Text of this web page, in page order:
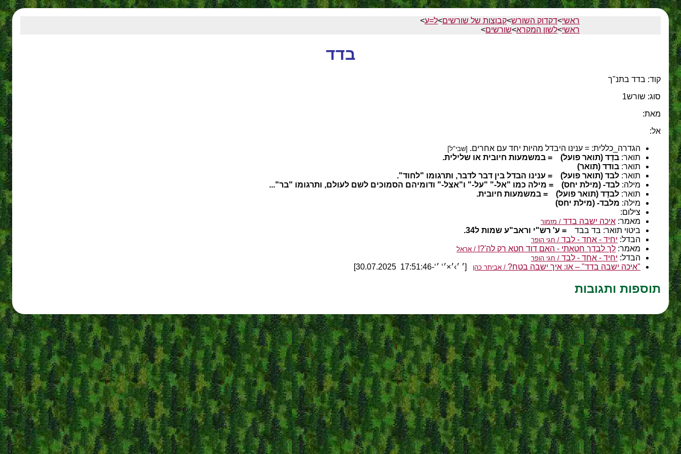
ראשי>דקדוק השורש>קבוצות של שורשים>ל=ע>
ראשי>לשון המקרא>שורשים>
בדד
קוד: בדד בתנ"ך
סוג: שורש1
מאת:
אל:
הגדרה_כללית: = ענינו היבדל מהיות יחד עם אחרים. [שבי"ל]
תואר: בדָד (תואר פועל)
= במשמעות חיובית או שלילית.
תואר: בודד (תואר)
תואר: לבד (תואר פועל)
= ענינו הבדל בין דבר לדבר, ותרגומו "לחוד".
מילה: לבד- (מילת יחס)
= מילה כמו "אל-" "על-" ו"אצל-" ודומיהם הסמוכים לשם לעולם, ותרגומו "בר"...
תואר: לבדָד (תואר פועל)
= במשמעות חיובית.
מילה: מלבד- (מילת יחס)
צילום:
מאמר: איכה ישבה בדד / מזמור
ביטוי תואר: בד בבד
= ע' רש"י וראב"ע שמות ל34.
הבדל: יחיד - אחד - לבד / חגי הופר
מאמר: לך לבדך חטאתי - האם דוד חטא רק לה'?! / אראל
הבדל: יחיד - אחד - לבד / חגי הופר
"איכה ישבה בדד" – או: איך ישבה בטח? / אביתר כהן [׳ ׳›׳×׳‘ ׳‘-17:51:46 30.07.2025]
תוספות ותגובות